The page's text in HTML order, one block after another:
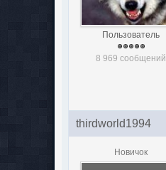
Пользователь
8 969 сообщений
thirdworld1994
Новичок